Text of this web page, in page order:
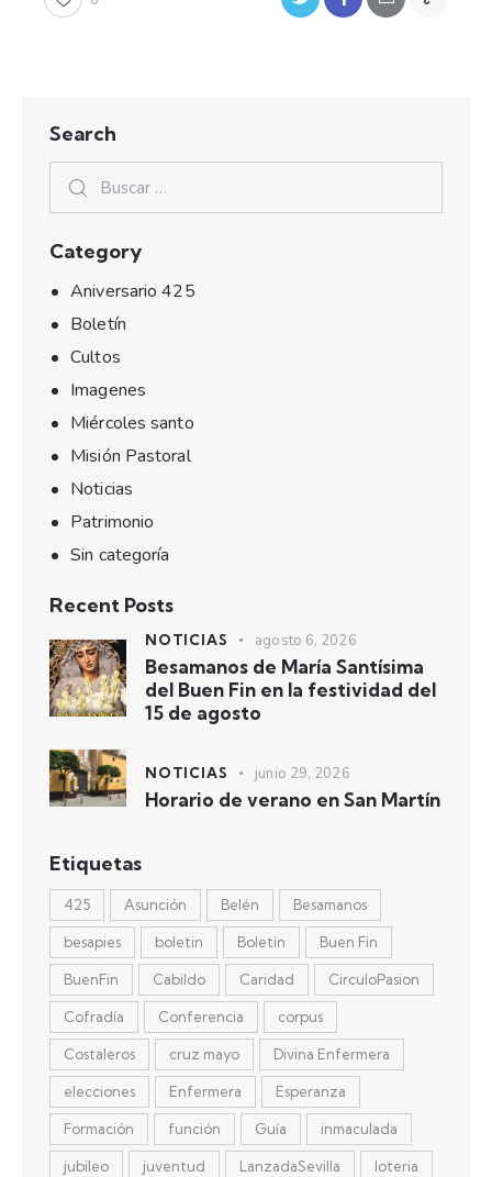
Search
Category
Aniversario 425
Boletín
Cultos
Imagenes
Miércoles santo
Misión Pastoral
Noticias
Patrimonio
Sin categoría
Recent Posts
NOTICIAS agosto 6, 2026
Besamanos de María Santísima
del Buen Fin en la festividad del
15 de agosto
NOTICIAS junio 29, 2026
Horario de verano en San Martín
Etiquetas
425 Asunción Belén Besamanos
besapies boletin Boletín Buen Fin
BuenFin Cabildo Caridad CirculoPasion
Cofradía Conferencia corpus
Costaleros cruz mayo Divina Enfermera
elecciones Enfermera Esperanza
Formación función Guía inmaculada
jubileo juventud LanzadaSevilla loteria